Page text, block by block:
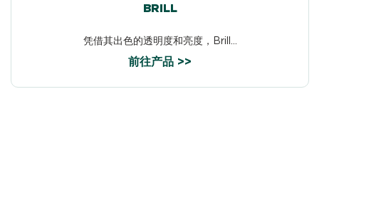
BRILL
凭借其出色的透明度和亮度，Brill...
前往产品 >>